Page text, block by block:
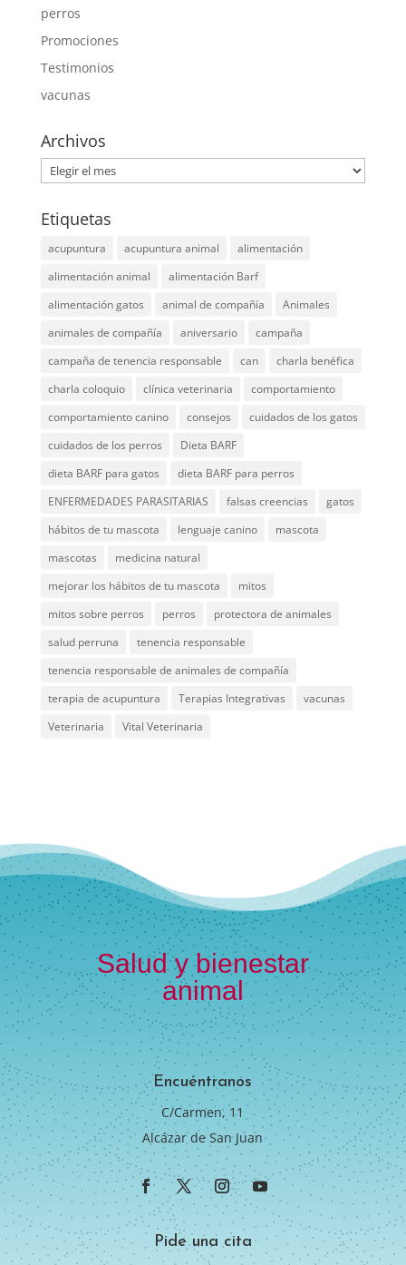
perros
Promociones
Testimonios
vacunas
Archivos
Archivos
Etiquetas
acupuntura acupuntura animal
alimentación
alimentación animal
alimentación Barf
alimentación gatos
animal de compañía
Animales
animales de compañía
aniversario
campaña
campaña de tenencia responsable
can
charla benéfica
charla coloquio
clínica veterinaria
comportamiento
comportamiento canino
consejos
cuidados de los gatos
cuidados de los perros
Dieta BARF
dieta BARF para gatos
dieta BARF para perros
ENFERMEDADES PARASITARIAS
falsas creencias
gatos
hábitos de tu mascota
lenguaje canino
mascota
mascotas
medicina natural
mejorar los hábitos de tu mascota
mitos
mitos sobre perros
perros
protectora de animales
salud perruna
tenencia responsable
tenencia responsable de animales de compañía
terapia de acupuntura
Terapias Integrativas
vacunas
Veterinaria
Vital Veterinaria
Salud y bienestar
animal
Encuéntranos
C/Carmen, 11
Alcázar de San Juan
Pide una cita